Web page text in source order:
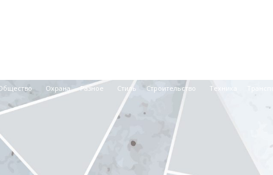
Охрана Разное Стиль Строительство Техника